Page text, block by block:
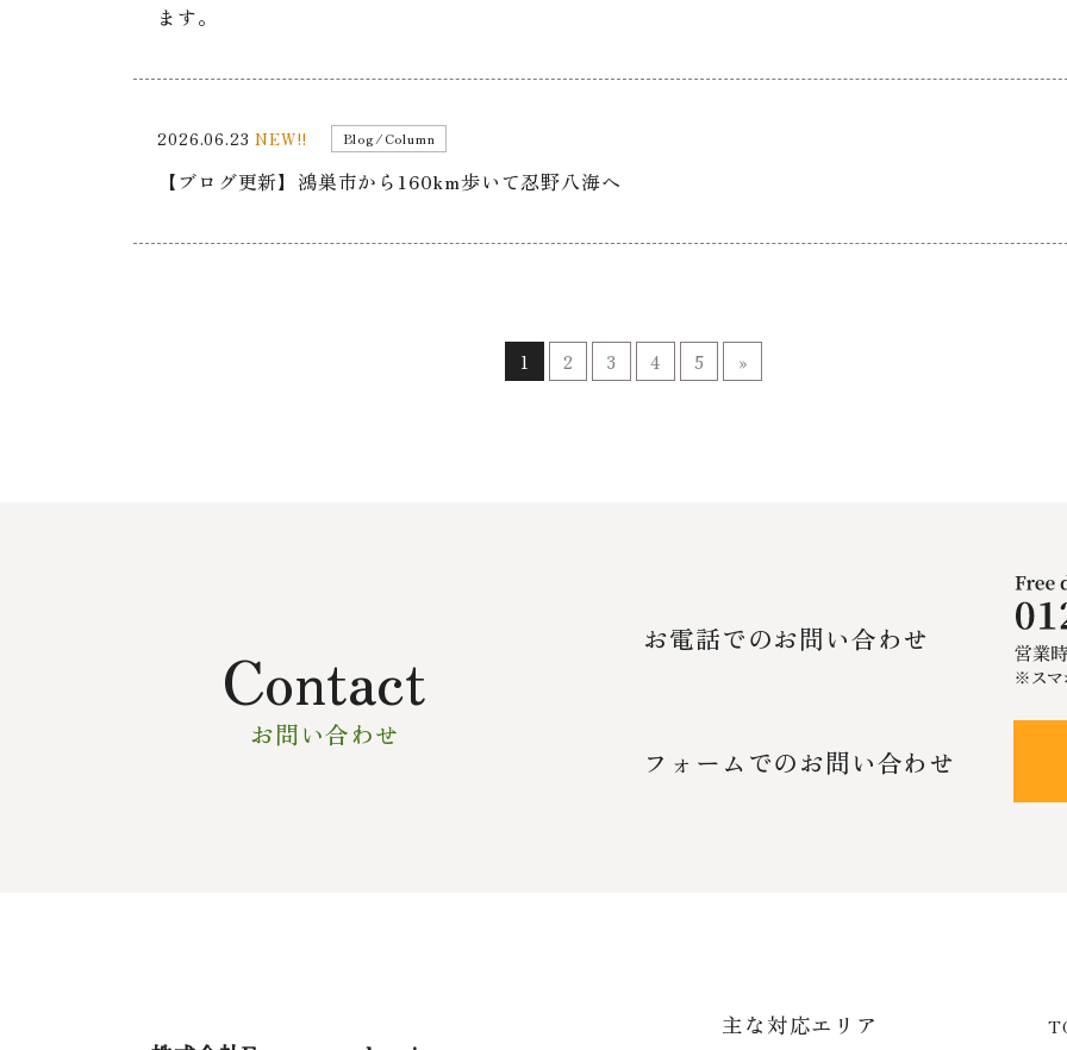
ます。
2026.06.23NEW!! Blog/Column
【ブログ更新】鴻巣市から160km歩いて忍野八海へ
1 2 3 4 5 »
Contact
お問い合わせ
お電話でのお問い合わせ
フォームでのお問い合わせ
主な対応エリア